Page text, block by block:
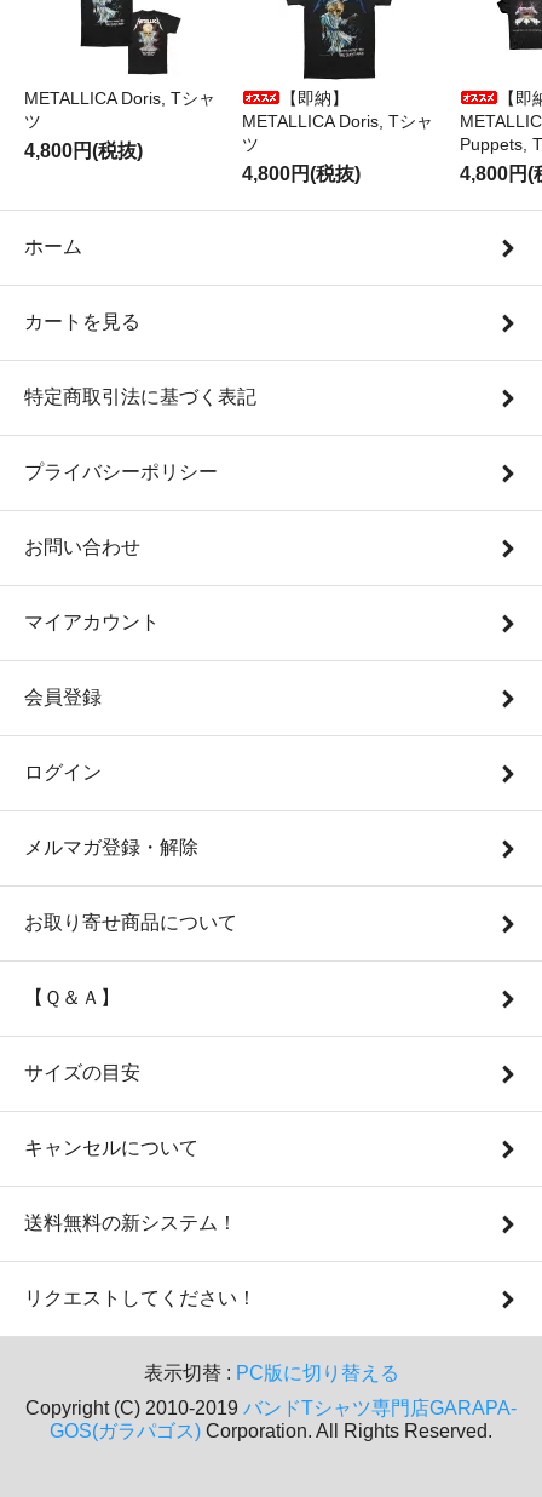
METALLICA Doris, Tシャ
ツ
4,800円(税抜)
【即納】
METALLICA Doris, Tシャ
ツ
4,800円(税抜)
【即
Puppets,
4,800円(
ホーム
カートを見る
特定商取引法に基づく表記
プライバシーポリシー
お問い合わせ
マイアカウント
会員登録
ログイン
メルマガ登録・解除
お取り寄せ商品について
【Ｑ＆Ａ】
サイズの目安
キャンセルについて
送料無料の新システム！
リクエストしてください！
表示切替 : PC版に切り替える
Copyright (C) 2010-2019 バンドTシャツ専門店GARAPA-
GOS(ガラパゴス) Corporation. All Rights Reserved.